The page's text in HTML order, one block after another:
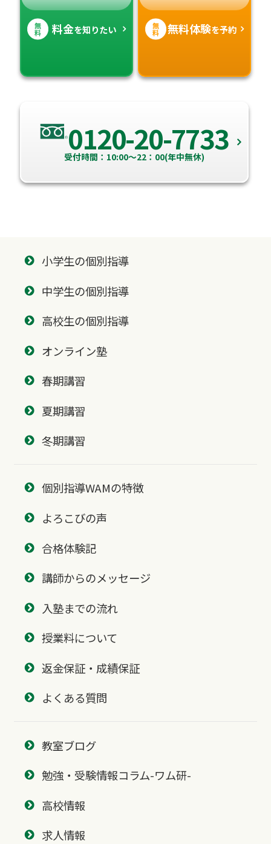
無
料 料金を知りたい 無
料 無料体験を予約
0120-20-7733
受付時間：10:00～22：00(年中無休)
小学生の個別指導
中学生の個別指導
高校生の個別指導
オンライン塾
春期講習
夏期講習
冬期講習
個別指導WAMの特徴
よろこびの声
合格体験記
講師からのメッセージ
入塾までの流れ
授業料について
返金保証・成績保証
よくある質問
教室ブログ
勉強・受験情報コラム-ワム研-
高校情報
求人情報